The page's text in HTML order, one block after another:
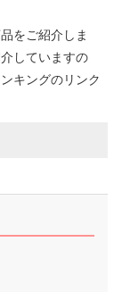
をご紹介しま
していますの
キングのリンク